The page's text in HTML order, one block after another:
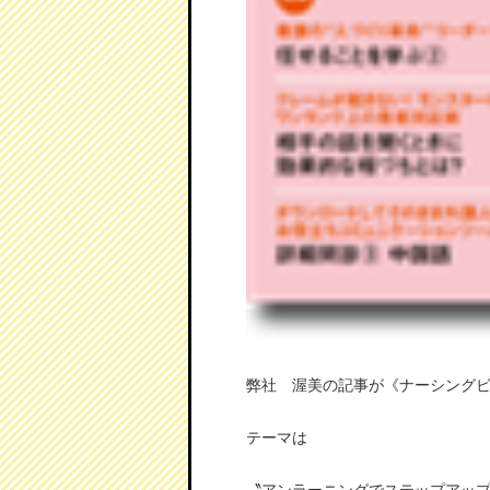
弊社 渥美の記事が《ナーシング
テーマは